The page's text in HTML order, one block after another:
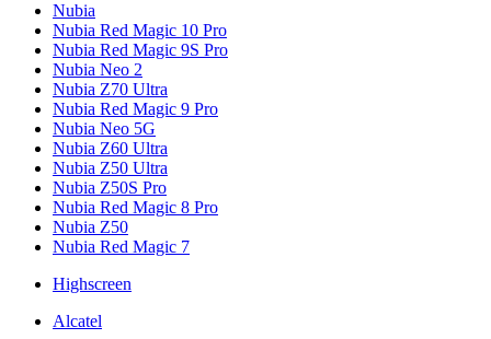
Nubia
Nubia Red Magic 10 Pro
Nubia Red Magic 9S Pro
Nubia Neo 2
Nubia Z70 Ultra
Nubia Red Magic 9 Pro
Nubia Neo 5G
Nubia Z60 Ultra
Nubia Z50 Ultra
Nubia Z50S Pro
Nubia Red Magic 8 Pro
Nubia Z50
Nubia Red Magic 7
Highscreen
Alcatel